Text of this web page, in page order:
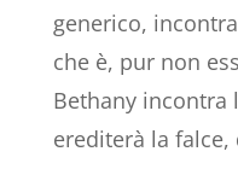
generico,
che è, pur non
Bethany incontra
erediterà la